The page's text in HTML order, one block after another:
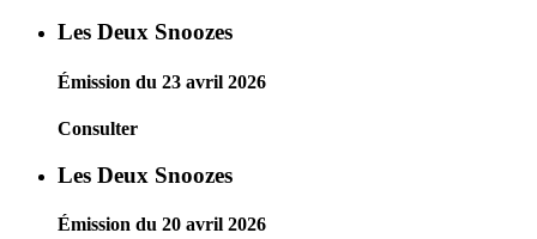
Les Deux Snoozes
Émission du 23 avril 2026
Consulter
Les Deux Snoozes
Émission du 20 avril 2026